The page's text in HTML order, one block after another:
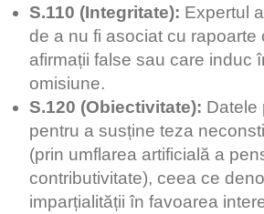
S.110 (Integritate): Expertul
de a nu fi asociat cu rapoarte
afirmații false sau care induc
omisiune.
S.120 (Obiectivitate): Datele
pentru a susține teza
(prin umflarea artificială a
contributivitate), ceea ce
imparțialității în favoarea